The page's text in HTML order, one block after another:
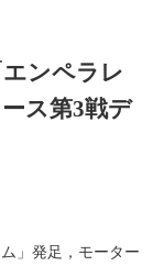
ンペラレ
ス第3戦デ
」発足，モーター